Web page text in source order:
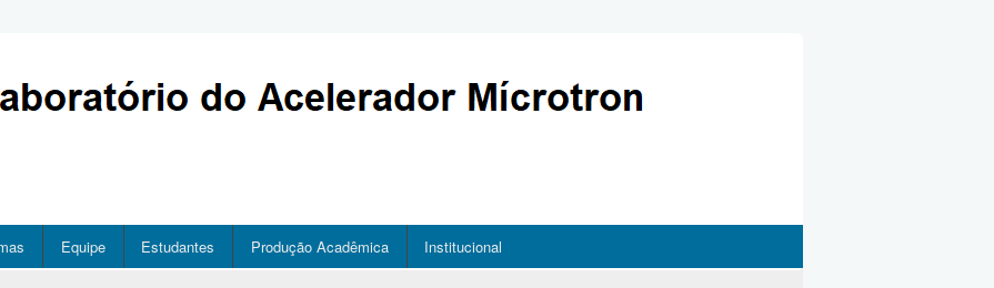
Equipe Estudantes Produção Acadêmica Institucional